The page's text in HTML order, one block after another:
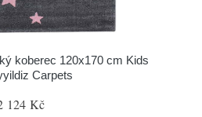
koberec 120x170 cm Kids
Carpets
124 Kč